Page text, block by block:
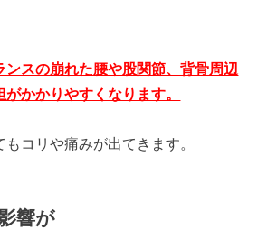
ンスの崩れた腰や股関節、背骨周辺
かかりやすくなります。
コリや痛みが出てきます。
響が